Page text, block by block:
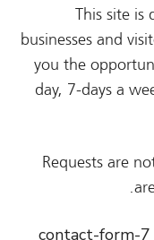
This site is
businesses and
you the
day, 7-days a
Requests are
[contact-form-